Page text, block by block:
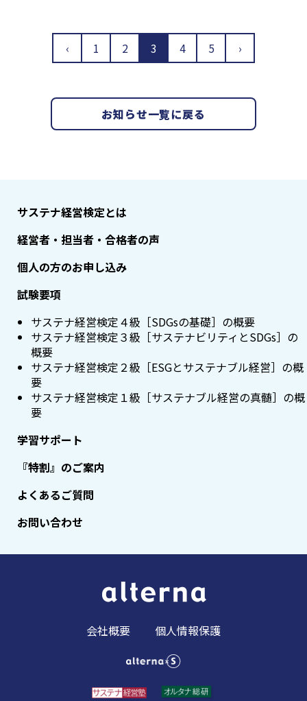
‹ 1 2 3 4 5 ›
お知らせ一覧に戻る
サステナ経営検定とは
経営者・担当者・合格者の声
個人の方のお申し込み
試験要項
サステナ経営検定４級［SDGsの基礎］の概要
サステナ経営検定３級［サステナビリティとSDGs］の
概要
サステナ経営検定２級［ESGとサステナブル経営］の概
要
サステナ経営検定１級［サステナブル経営の真髄］の概
要
学習サポート
『特割』のご案内
よくあるご質問
お問い合わせ
会社概要 個人情報保護